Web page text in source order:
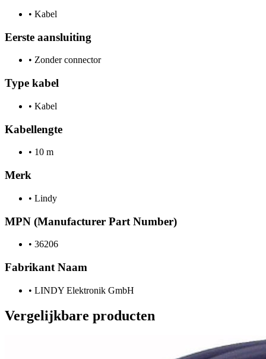
• Kabel
Eerste aansluiting
• Zonder connector
Type kabel
• Kabel
Kabellengte
• 10 m
Merk
• Lindy
MPN (Manufacturer Part Number)
• 36206
Fabrikant Naam
• LINDY Elektronik GmbH
Vergelijkbare producten